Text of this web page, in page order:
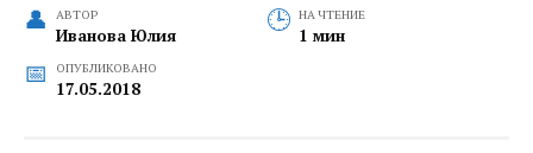
АВТОР
Иванова Юлия
НА ЧТЕНИЕ
1 мин
ОПУБЛИКОВАНО
17.05.2018